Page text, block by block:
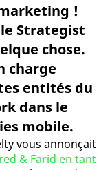
!
Strategist
chose.
charge
entités du
dans le
mobile.
vous annonçait
& Farid en tant